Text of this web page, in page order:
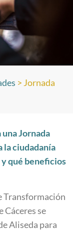
> Jornada
Jornada
la ciudadanía
qué beneficios
Transformación
Cáceres se
Aliseda para